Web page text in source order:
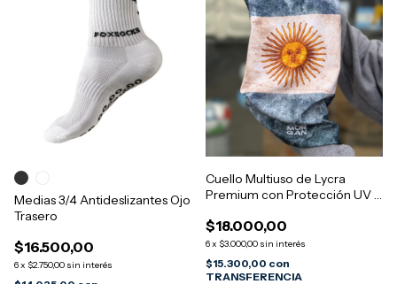
Medias 3/4 Antideslizantes Ojo
Trasero
$16.500,00
6x $2.750,00 sin interés
Cuello Multiuso de Lycra
Premium con Protección UV -
$18.000,00
6x $3.000,00 sin interés
$15.300,00 con
TRANSFERENCIA